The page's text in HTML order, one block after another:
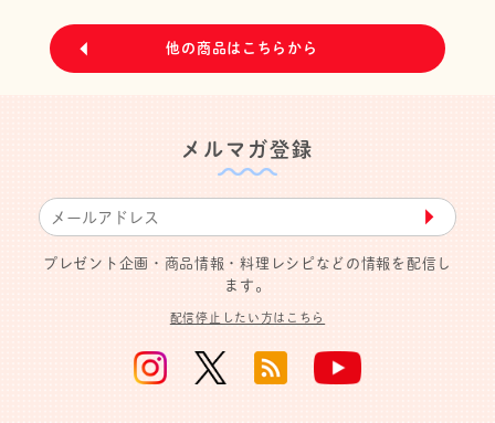
他の商品はこちらから
メルマガ登録
▶︎
プレゼント企画・商品情報・料理レシピなどの情報を配信し
ます。
配信停止したい方はこちら